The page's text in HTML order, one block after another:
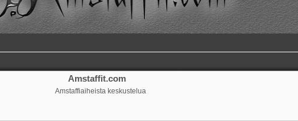
Amstaffit.com
Amstaffiaiheista keskustelua